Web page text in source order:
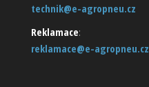
technik@e-agropneu.cz
Reklamace:
reklamace@e-agropneu.cz